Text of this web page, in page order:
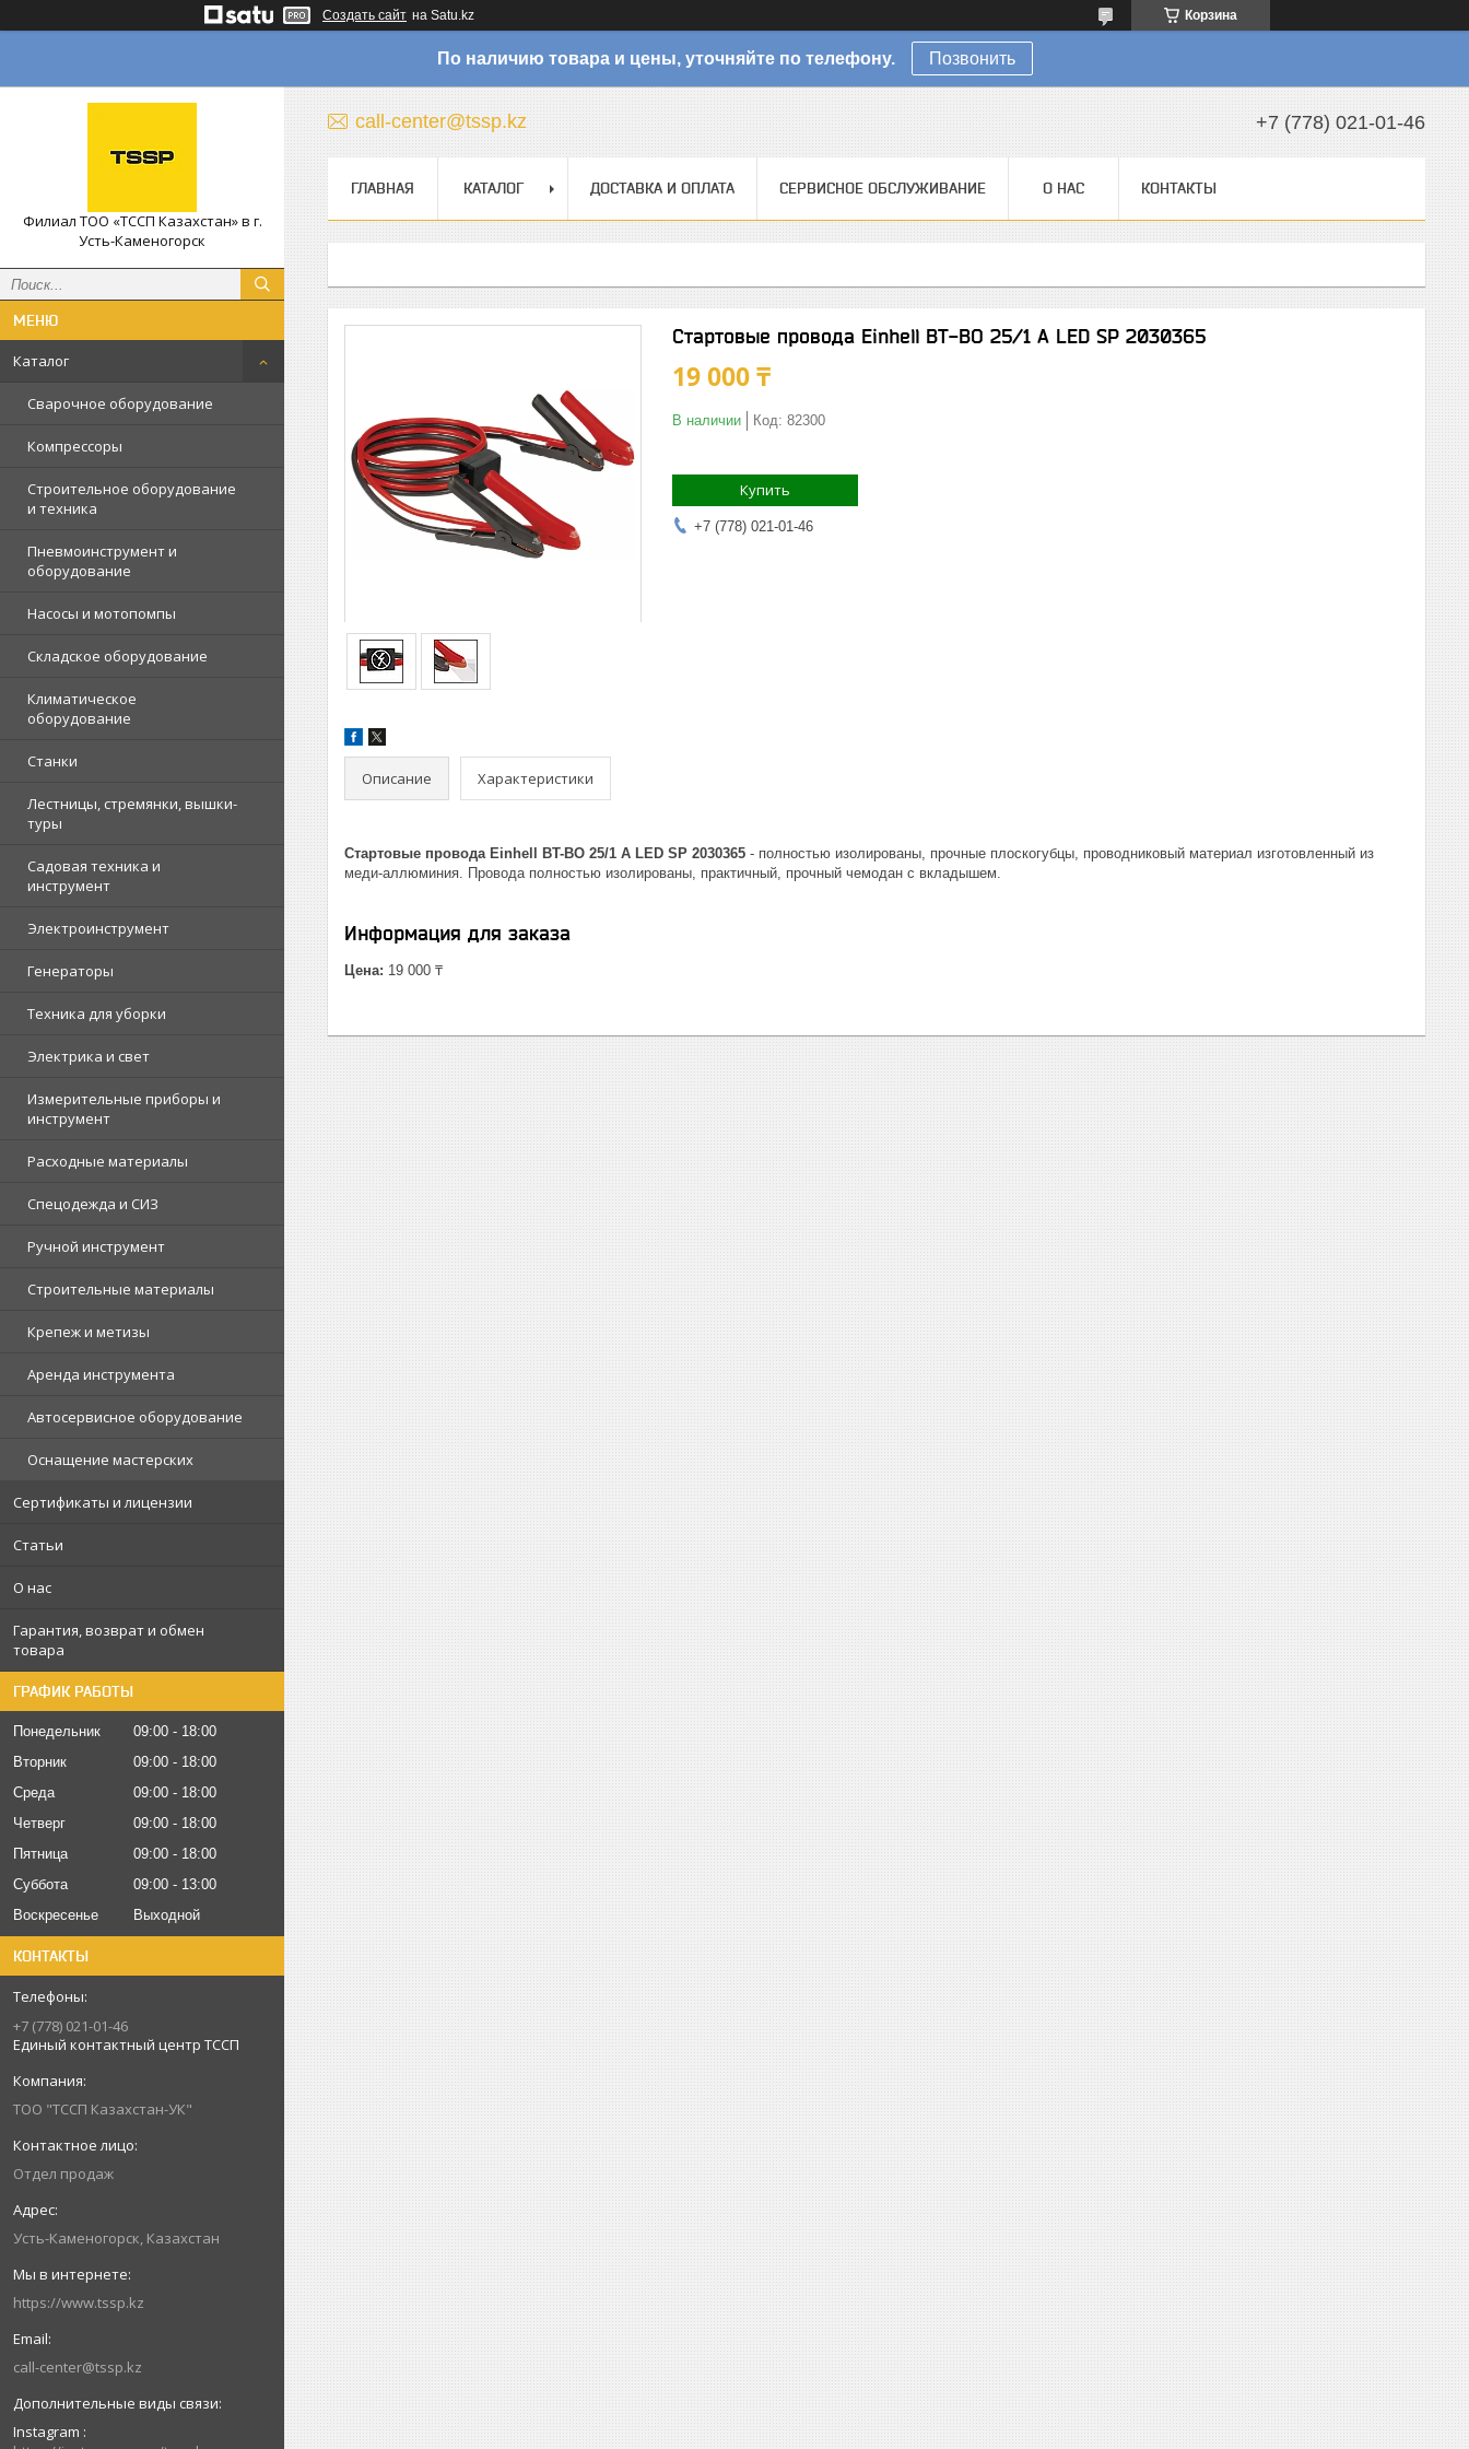
Создать сайт на Satu.kz Корзина
По наличию товара и цены, уточняйте по телефону. Позвонить
Филиал ТОО «ТССП Казахстан» в г.
Усть-Каменогорск
Каталог
Сварочное оборудование
Компрессоры
Строительное оборудование
и техника
Пневмоинструмент и
оборудование
Насосы и мотопомпы
Складское оборудование
Климатическое
оборудование
Станки
Лестницы, стремянки, вышки-
туры
Садовая техника и
инструмент
Электроинструмент
Генераторы
Техника для уборки
Электрика и свет
Измерительные приборы и
инструмент
Расходные материалы
Спецодежда и СИЗ
Ручной инструмент
Строительные материалы
Крепеж и метизы
Аренда инструмента
Автосервисное оборудование
Оснащение мастерских
Сертификаты и лицензии
Статьи
О нас
Гарантия, возврат и обмен
товара
ГРАФИК РАБОТЫ
Понедельник 09:00
18:00
Вторник
09:00
18:00
Среда
09:00
18:00
Четверг
09:00
18:00
Пятница
09:00
18:00
Суббота
09:00
13:00
Воскресенье
Выходной
КОНТАКТЫ
+7 (778) 021-01-46
Единый контактный центр ТССП
ТОО "ТССП Казахстан-УК"
Отдел продаж
Усть-Каменогорск, Казахстан
https://www.tssp.kz
call-center@tssp.kz
Instagram
call-center@tssp.kz +7 (778) 021-01-46
ГЛАВНАЯ КАТАЛОГ ДОСТАВКА И ОПЛАТА СЕРВИСНОЕ ОБСЛУЖИВАНИЕ О НАС КОНТАКТЫ
Стартовые провода Einhell BT-BO 25/1 A LED SP 2030365
19 000 ₸
В наличии Код: 82300
Купить
+7 (778) 021-01-46
Описание Характеристики
Стартовые провода Einhell BT-BO 25/1 A LED SP 2030365 - полностью изолированы, прочные плоскогубцы, проводниковый материал изготовленный из
меди-аллюминия. Провода полностью изолированы, практичный, прочный чемодан с вкладышем.
Информация для заказа
Цена: 19 000 ₸